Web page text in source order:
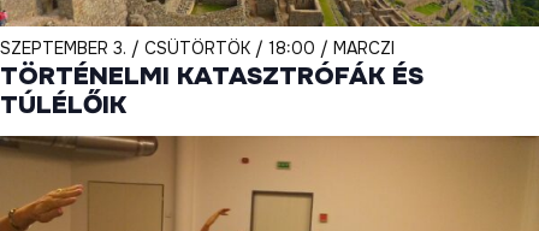
SZEPTEMBER 3. / CSÜTÖRTÖK / 18:00 / MARCZI
TÖRTÉNELMI KATASZTRÓFÁK ÉS
TÚLÉLŐIK